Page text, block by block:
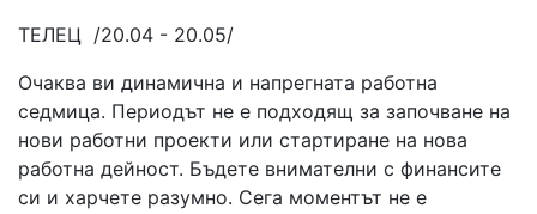
ТЕЛЕЦ /20.04 - 20.05/
Очаква ви динамична и напрегната работна
седмица. Периодът не е подходящ за започване на
нови работни проекти или стартиране на нова
работна дейност. Бъдете внимателни с финансите
си и харчете разумно. Сега моментът не е